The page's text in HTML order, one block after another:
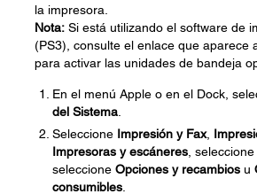
la impresora.
Nota: Si está utilizando el software de
(PS3), consulte el enlace que aparece
para activar las unidades de bandeja
En el menú Apple o en el Dock,
del Sistema
Seleccione Impresión y Fax,
Impresoras y escáneres ,
seleccione Opciones y recambios u
consumibles